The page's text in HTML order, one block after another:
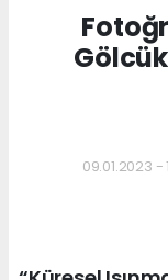
09.01.2023 -